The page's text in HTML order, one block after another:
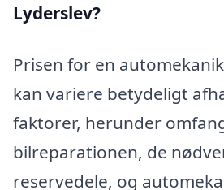
Lyderslev?
Prisen for en
kan variere betydeligt
faktorer, herunder
bilreparationen, de
reservedele, og